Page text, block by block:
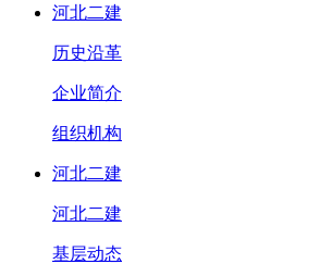
河北二建
历史沿革
企业简介
组织机构
河北二建
河北二建
基层动态